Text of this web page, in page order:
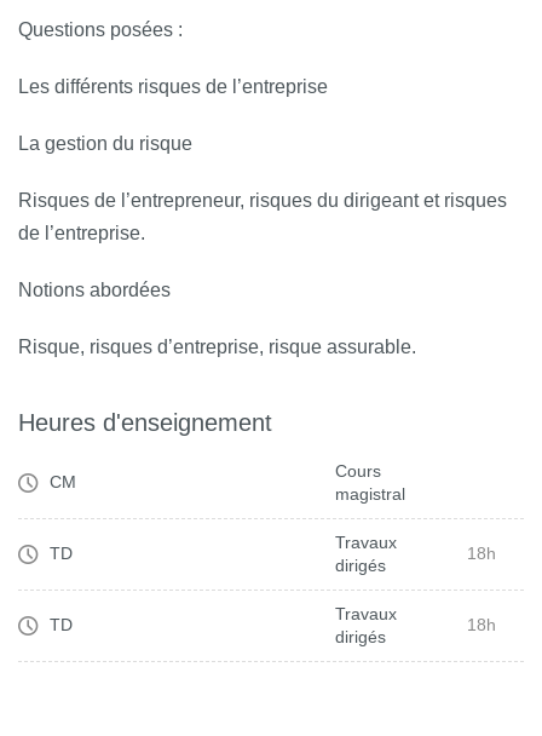
Questions posées :
Les différents risques de l’entreprise
La gestion du risque
Risques de l’entrepreneur, risques du dirigeant et risques
de l’entreprise.
Notions abordées
Risque, risques d’entreprise, risque assurable.
Heures d'enseignement
CM
Cours
magistral
TD
Travaux
dirigés
18h
TD
Travaux
dirigés
18h